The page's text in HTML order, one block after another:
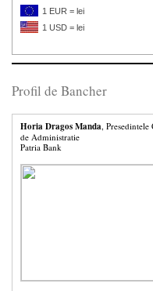
1 EUR = lei
1 USD = lei
Profil de Bancher
Horia Dragos Manda ,
de Administratie
Patria Bank